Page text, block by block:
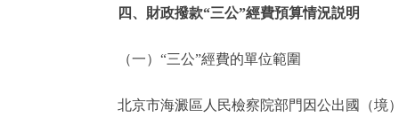
四、財政撥款“三公”經費預算情況説明
（一）“三公”經費的單位範圍
北京市海澱區人民檢察院部門因公出國（境）